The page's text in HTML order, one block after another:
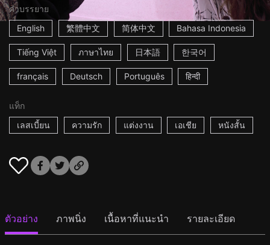
คำบรรยาย
English
繁體中文 简体中文 Bahasa Indonesia
Tiếng Việt ภาษาไทย 日本語 한국어
français Deutsch Português हिन्दी
แท็ก
เลสเบี้ยน
ความรัก แต่งงาน เอเชีย หนังสั้น
ตัวอย่าง ภาพนิ่ง เนื้อหาที่แนะนำ รายละเอียด